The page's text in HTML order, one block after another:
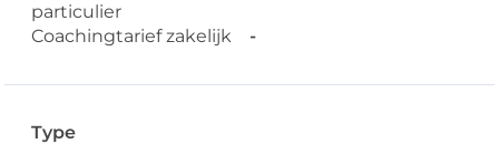
particulier
Coachingtarief zakelijk -
Type